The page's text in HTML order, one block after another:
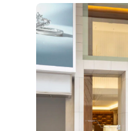
ブライダルリング
はこちら